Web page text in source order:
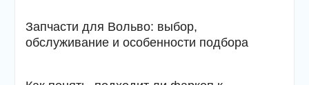
Запчасти для Вольво: выбор,
обслуживание и особенности подбора